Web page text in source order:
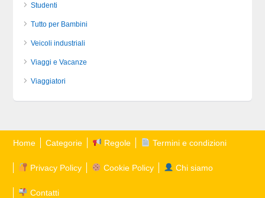
Studenti
Tutto per Bambini
Veicoli industriali
Viaggi e Vacanze
Viaggiatori
Home Categorie Regole Termini e condizioni
Privacy Policy Cookie Policy Chi siamo
Contatti